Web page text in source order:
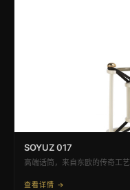
SOYUZ 017
高端话筒，来自东欧的传奇工艺
查看详情 →